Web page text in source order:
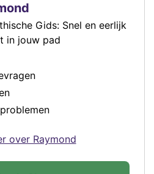
Gids: Snel en eerlijk
in jouw pad
over Raymond